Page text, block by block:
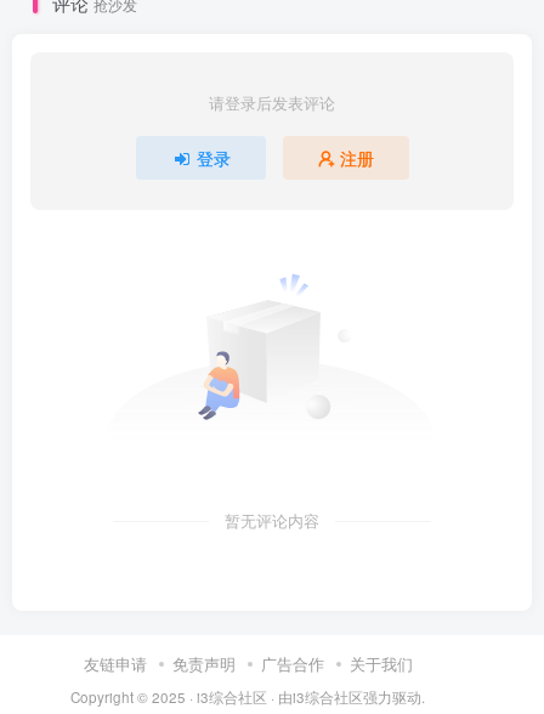
请登录后发表评论
登录 注册
暂无评论内容
友链申请 免责声明 广告合作 关于我们
Copyright © 2025 · i3综合社区 · 由i3综合社区强力驱动.